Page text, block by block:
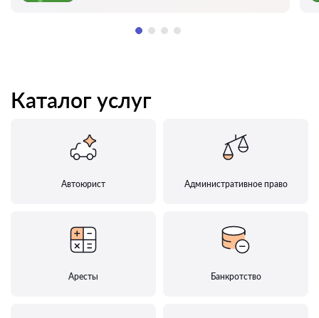
Каталог услуг
Автоюрист Административное право
Аресты Банкротство